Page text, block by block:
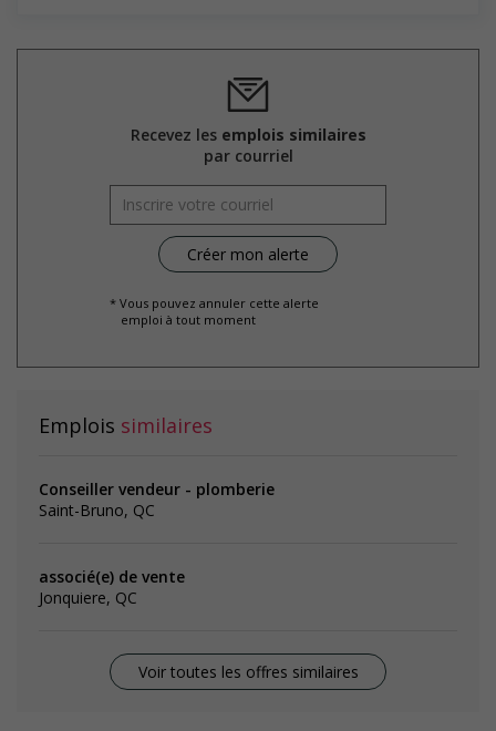
Recevez les emplois similaires
par courriel
* Vous pouvez annuler cette alerte
emploi à tout moment
Emplois similaires
Conseiller vendeur - plomberie
Saint-Bruno, QC
associé(e) de vente
Jonquiere, QC
Voir toutes les offres similaires